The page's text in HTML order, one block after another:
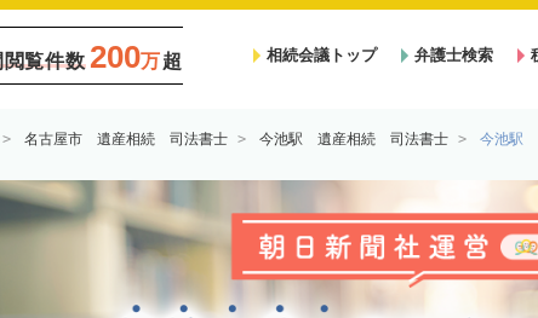
閲覧件数 200万超 相続会議トップ 弁護士検索
名古屋市 遺産相続 司法書士 今池駅 遺産相続 司法書士 今池駅